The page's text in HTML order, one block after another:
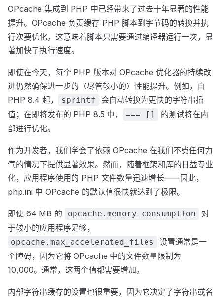
OPcache 集成到 PHP 中已经带来了过去十年显著的性能
提升。OPcache 负责缓存 PHP 脚本到字节码的转换并执
行次要优化。这意味着脚本只需要通过编译器运行一次，显
著加快了执行速度。
即使在今天，每个 PHP 版本对 OPcache 优化器的持续改
进仍然确保进一步的（尽管较小的）性能提升。例如，自
PHP 8.4 起，
sprintf
会自动转换为更快的字符串插
值；在即将发布的 PHP 8.5 中，
=== []
的测试将在内
部进行优化。
作为开发者，我们学会了依赖 OPcache 在我们不费任何力
气的情况下提供显著效果。然而，随着框架和库的日益专业
化，应用程序使用的 PHP 文件数量迅速增长——因此，
php.ini 中 OPcache 的默认值很快就达到了极限。
即使 64 MB 的 opcache.memory_consumption
对
于较小的应用程序足够，
opcache.max_accelerated_files
设置通常是一
个障碍，因为它将 OPcache 中的文件数量限制为
10,000。通常，这两个值都需要增加。
内部字符串缓存的设置也很重要，因为它决定了字符串或名